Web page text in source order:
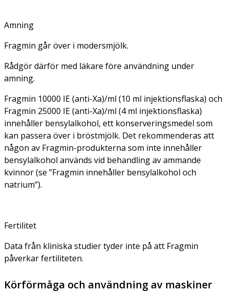
Amning
Fragmin går över i modersmjölk.
Rådgör därför med läkare före användning under
amning.
Fragmin 10000 IE (anti-Xa)/ml (10 ml injektionsflaska) och
Fragmin 25000 IE (anti-Xa)/ml (4 ml injektionsflaska)
innehåller bensylalkohol, ett konserveringsmedel som
kan passera över i bröstmjölk. Det rekommenderas att
någon av Fragmin-produkterna som inte innehåller
bensylalkohol används vid behandling av ammande
kvinnor (se ”Fragmin innehåller bensylalkohol och
natrium”).
Fertilitet
Data från kliniska studier tyder inte på att Fragmin
påverkar fertiliteten.
Körförmåga och användning av maskiner